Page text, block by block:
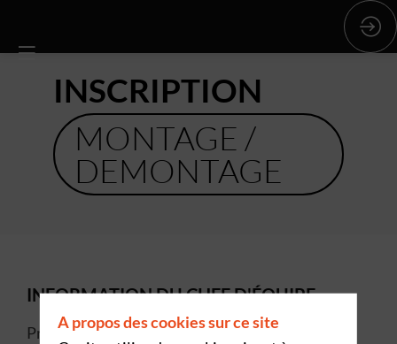
INSCRIPTION
MONTAGE /
DEMONTAGE
INFORMATION DU CHEF D'ÉQUIPE
Prénom *
A propos des cookies sur ce site